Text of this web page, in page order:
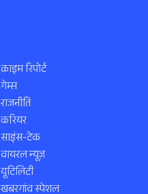
क्राइम रिपोर्ट
गेम्स
राजनीति
करियर
साइंस-टेक
वायरल न्यूज़
यूटिलिटी
खबरगांव स्पेशल